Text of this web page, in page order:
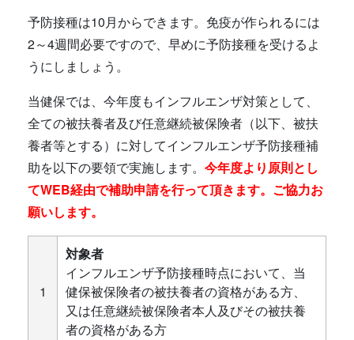
予防接種は10月からできます。免疫が作られるには
2～4週間必要ですので、早めに予防接種を受けるよ
うにしましょう。
当健保では、今年度もインフルエンザ対策として、
全ての被扶養者及び任意継続被保険者（以下、被扶
養者等とする）に対してインフルエンザ予防接種補
助を以下の要領で実施します。 今年度より原則とし
てWEB経由で補助申請を行って頂きます。ご協力お
願いします。
1
対象者
インフルエンザ予防接種時点において、当
健保被保険者の被扶養者の資格がある方、
又は任意継続被保険者本人及びその被扶養
者の資格がある方